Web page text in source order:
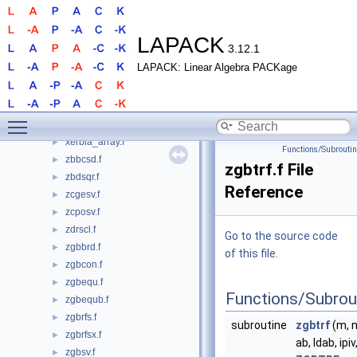
LAPACK 3.12.1
LAPACK: Linear Algebra PACKage
► strtri.f
► strtrs.f
► strttf.f
► strttp.f
► stzrzf.f
► xerbla_array.f
► zbbcsd.f
► zbdsqr.f
► zcgesv.f
► zcposv.f
► zdrscl.f
► zgbbrd.f
► zgbcon.f
► zgbequ.f
► zgbequb.f
► zgbrfs.f
► zgbrfsx.f
► zgbsv.f
Functions/
zgbtrf.f File
Reference
Go to the source code
of this file.
Functions/
subroutine zgbtrf(m,
ab, ldab,